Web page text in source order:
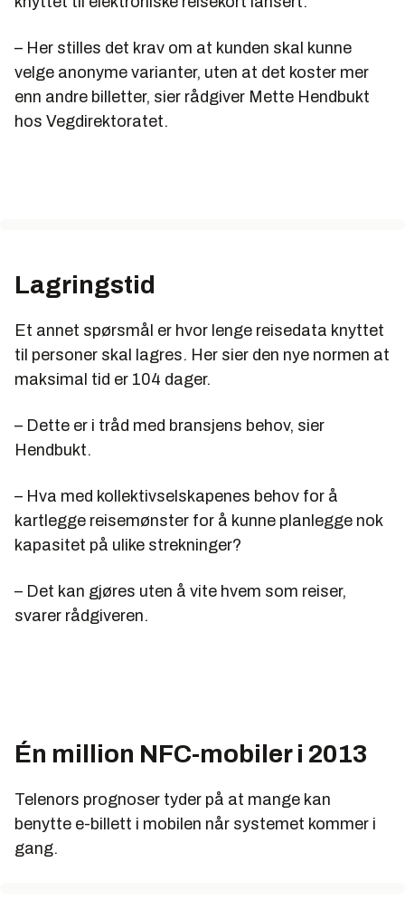
– Her stilles det krav om at kunden skal kunne
velge anonyme varianter, uten at det koster mer
enn andre billetter, sier rådgiver Mette Hendbukt
hos Vegdirektoratet.
Lagringstid
Et annet spørsmål er hvor lenge reisedata knyttet
til personer skal lagres. Her sier den nye normen at
maksimal tid er 104 dager.
– Dette er i tråd med bransjens behov, sier
Hendbukt.
– Hva med kollektivselskapenes behov for å
kartlegge reisemønster for å kunne planlegge nok
kapasitet på ulike strekninger?
– Det kan gjøres uten å vite hvem som reiser,
svarer rådgiveren.
Én million NFC-mobiler i 2013
Telenors prognoser tyder på at mange kan
benytte e-billett i mobilen når systemet kommer i
gang.